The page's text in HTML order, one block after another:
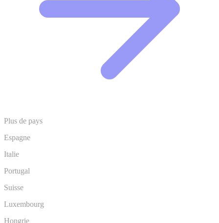
Plus de pays
Espagne
Italie
Portugal
Suisse
Luxembourg
Hongrie